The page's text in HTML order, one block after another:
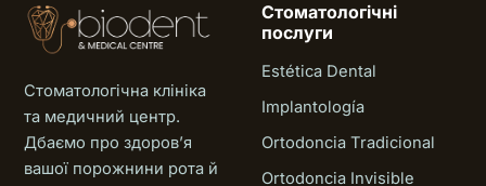
Стоматологічна клініка
та медичний центр.
Дбаємо про здоровʼя
вашої порожнини рота й
Стоматологічні
послуги
Estética Dental
Implantología
Ortodoncia Tradicional
Ortodoncia Invisible